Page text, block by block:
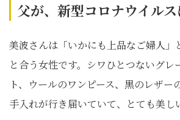
父が、新型コロナウイル
美波さんは「いかにも上品なご婦人」
と合う女性です。シワひとつないグレ
ト、ウールのワンピース、黒のレザ
手入れが行き届いていて、とても美し